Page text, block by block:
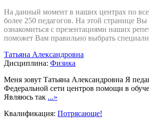
На данный момент в наших центрах по
более 250 педагогов. На этой странице
ознакомиться с презентациями наших
поможет Вам правильно выбрать
Татьяна Александровна
Дисциплина: Физика
Меня зовут Татьяна Александровна Я
Федеральной сети центров помощи в
Являюсь так ...»
Квалификация: Потрясающе!